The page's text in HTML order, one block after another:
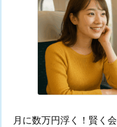
月に数万円浮く！賢く